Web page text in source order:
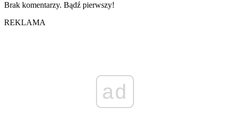
Brak komentarzy. Bądź pierwszy!
REKLAMA
ad